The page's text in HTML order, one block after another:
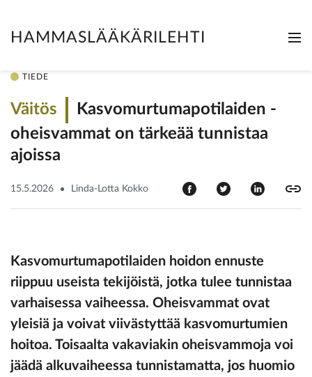
HAMMASLÄÄKÄRILEHTI
TIEDE
Väitös
Kasvomurtumapotilaiden ­
oheisvammat on tärkeää tunnistaa
ajoissa
15.5.2026 Linda-Lotta Kokko
Kasvomurtumapotilaiden hoidon ennuste
riippuu useista tekijöistä, jotka tulee tunnistaa
varhaisessa vaiheessa. Oheisvammat ovat
yleisiä ja voivat viivästyttää kasvomurtumien
hoitoa. Toisaalta vakaviakin oheisvammoja voi
jäädä alkuvaiheessa tunnistamatta, jos huomio